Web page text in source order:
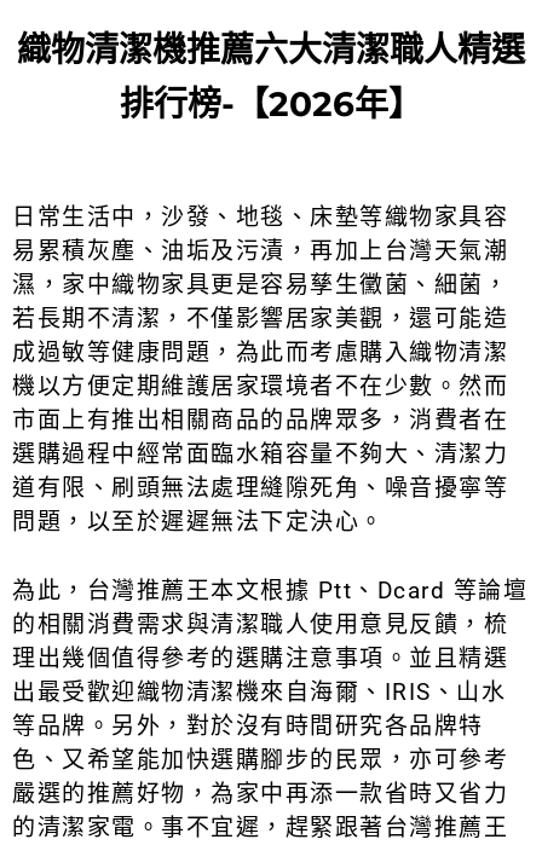
織物清潔機推薦六大清潔職人精選
排行榜-【2026年】
日常生活中，沙發、地毯、床墊等織物家具容
易累積灰塵、油垢及污漬，再加上 台灣天氣潮
濕，家中織物家具更是容易孳生黴菌、細菌，
若長期不清潔，不僅影響居家美觀，還可能造
成過敏等健康問題，為此而考慮購入織物清潔
機以方便定期維護居家環境者不在少數。然而
市面上有推出相關商品的品牌眾多，消費者在
選購過程中經常面臨水箱容量不夠大、清潔力
道有限、刷頭無法處理縫隙死角、噪音擾寧等
問題，以至於遲遲無法下定決心。
為此，台灣推薦王本文根據 Ptt、Dcard 等論壇
的相關消費需求與清潔職人使用意見反饋，梳
理出幾個值得參考的選購注意事項。並且精選
出最受歡迎織物清潔機來自海爾、IRIS、山水
等品牌。另外，對於沒有時間研究各品牌特
色、又希望能加快選購腳步的民眾，亦可參考
嚴選的推薦好物，為家中再添一款省時又省力
的清潔家電。事不宜遲，趕緊跟著台灣推薦王